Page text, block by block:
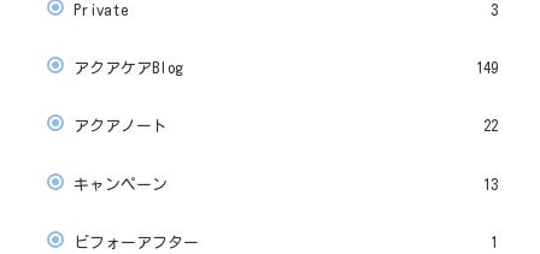
Private 3
アクアケアBlog 149
アクアノート 22
キャンペーン 13
ビフォーアフター 1